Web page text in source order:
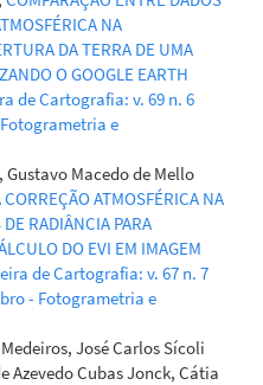
António Bento-Gonçalves,
Khalil Ali Ganem,
Machado Figueiredo,
vegetação pós-incêndio no
do Brasil
Physis Terrae - Revista
Física e Ambiente, 4(1-2),
NA
DA TERRA DE UMA
O GOOGLE EARTH
de Cartografia: v. 69 n. 6
e
Macedo de Mello
ATMOSFÉRICA NA
RADIÂNCIA PARA
DO EVI EM IMAGEM
de Cartografia: v. 67 n. 7
- Fotogrametria e
José Carlos Sícoli
Azevedo Cubas Jonck, Cátia